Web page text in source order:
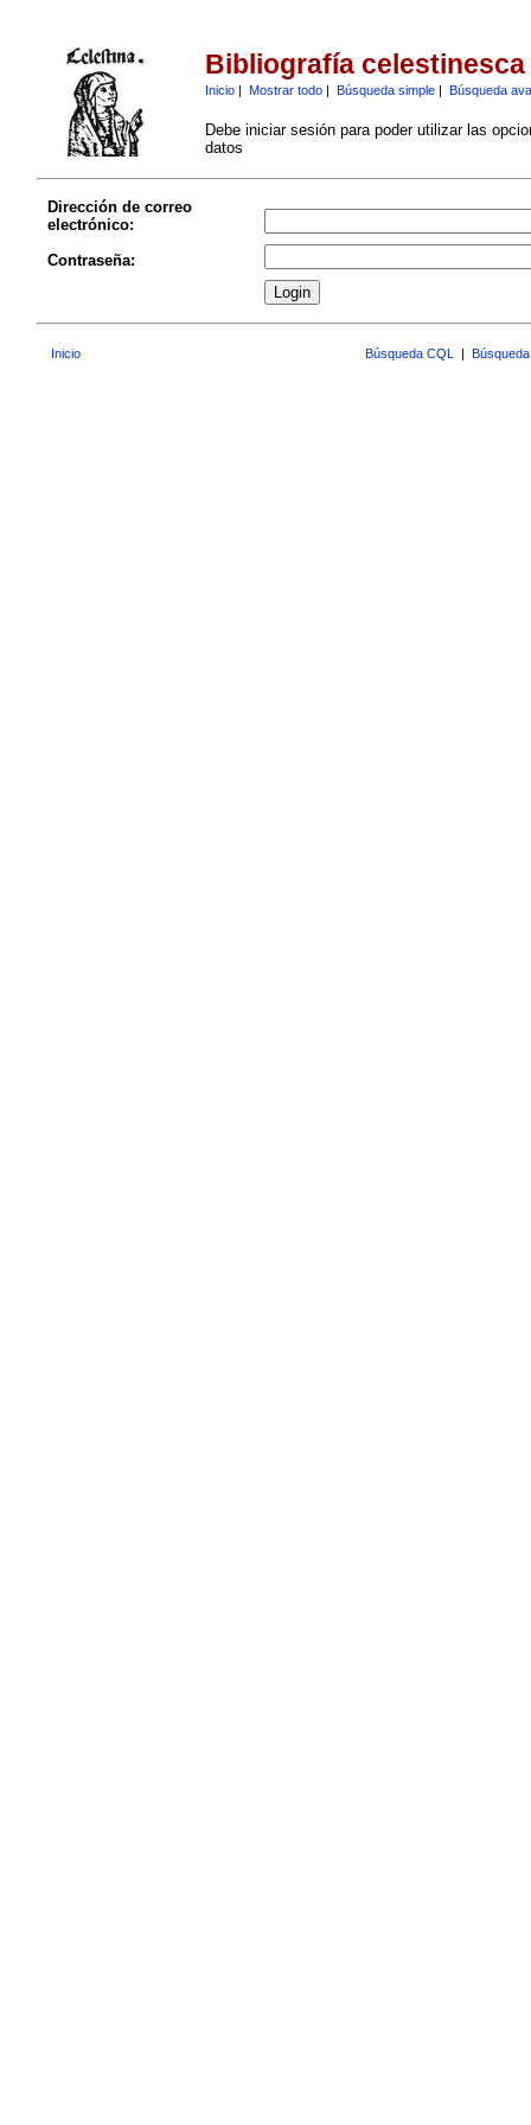
Bibliografía celestinesca
Inicio| Mostrar todo| Búsqueda simple| Búsqueda
Debe iniciar sesión para poder utilizar las
datos
Dirección de correo
electrónico:
Contraseña:
Inicio Búsqueda CQL |